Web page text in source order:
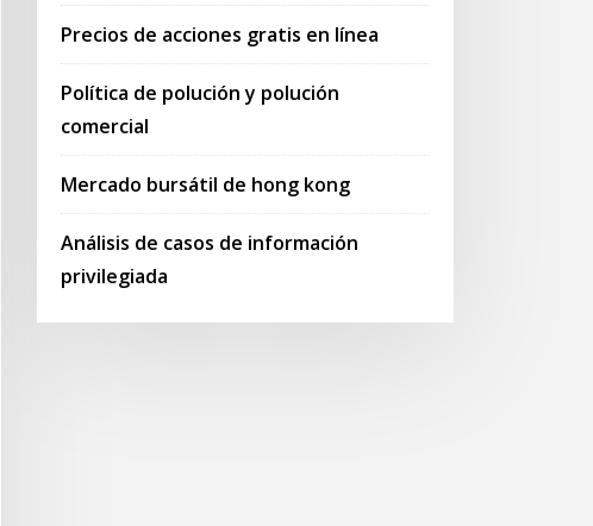
Precios de acciones gratis en línea
Política de polución y polución
comercial
Mercado bursátil de hong kong
Análisis de casos de información
privilegiada